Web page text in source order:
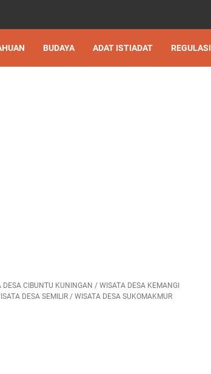
BUDAYA ADAT ISTIADAT REGULASI
DESA CIBUNTU KUNINGAN / WISATA DESA KEMANGI
DESA SEMILIR / WISATA DESA SUKOMAKMUR